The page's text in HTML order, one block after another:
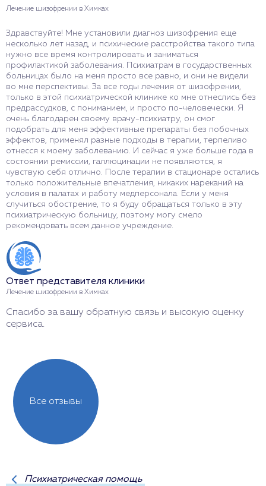
Лечение шизофрении в Химках
Здравствуйте! Мне установили диагноз шизофрения еще
несколько лет назад, и психические расстройства такого типа
нужно все время контролировать и заниматься
профилактикой заболевания. Психиатрам в государственных
больницах было на меня просто все равно, и они не видели
во мне перспективы. За все годы лечения от шизофрении,
только в этой психиатрической клинике ко мне отнеслись без
предрассудков, с пониманием, и просто по-человечески. Я
очень благодарен своему врачу-психиатру, он смог
подобрать для меня эффективные препараты без побочных
эффектов, применял разные подходы в терапии, терпеливо
отнесся к моему заболеванию. И сейчас я уже больше года в
состоянии ремиссии, галлюцинации не появляются, я
чувствую себя отлично. После терапии в стационаре остались
только положительные впечатления, никаких нареканий на
условия в палатах и работу медперсонала. Если у меня
случиться обострение, то я буду обращаться только в эту
психиатрическую больницу, поэтому могу смело
рекомендовать всем данное учреждение.
Ответ представителя клиники
Лечение шизофрении в Химках
Спасибо за вашу обратную связь и высокую оценку
сервиса.
Все отзывы
Психиатрическая помощь